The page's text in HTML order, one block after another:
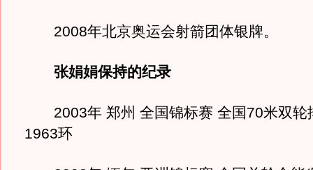
2008年北京奥运会射箭团体银牌。
张娟娟保持的纪录
2003年 郑州 全国锦标赛 全国70米双轮
1963环